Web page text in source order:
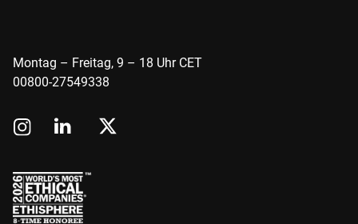
Montag – Freitag, 9 – 18 Uhr CET
00800-27549338